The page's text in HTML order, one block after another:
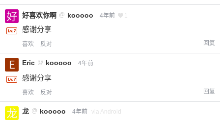
好喜欢你啊 @ kooooo 4年前 1
感谢分享
喜欢 反对 回复
Eric @ kooooo 4年前
感谢分享
喜欢 反对 回复
龙 @ kooooo 4年前 via Android